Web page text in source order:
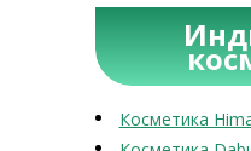
Косметика